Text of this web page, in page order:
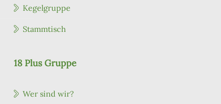
Kegelgruppe
Stammtisch
18 Plus Gruppe
Wer sind wir?